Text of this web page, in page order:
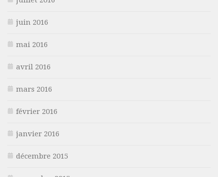
juin 2016
mai 2016
avril 2016
mars 2016
février 2016
janvier 2016
décembre 2015